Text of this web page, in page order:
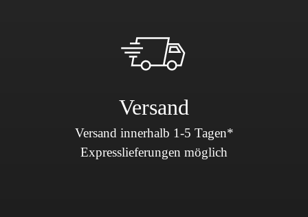
Versand
Versand innerhalb 1-5 Tagen*
Expresslieferungen möglich